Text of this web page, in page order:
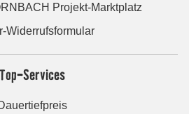
Projekt-Marktplatz
Widerrufsformular
Top-Services